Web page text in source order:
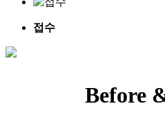
- 지방흡입
- 복부성형
접수
Before